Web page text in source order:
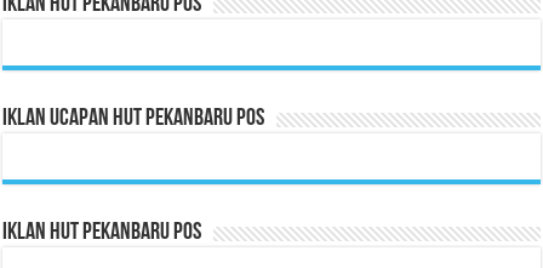
Iklan Ucapan HUT Pekanbaru Pos
Iklan HUT Pekanbaru Pos